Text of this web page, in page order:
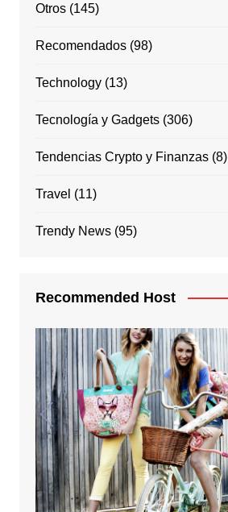
Otros(145)
Recomendados(98)
Technology(13)
Tecnología y Gadgets(306)
Tendencias Crypto y Finanzas(8)
Travel (11)
Trendy News(95)
Recommended Host